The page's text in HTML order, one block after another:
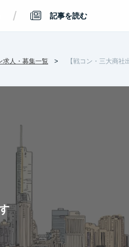
/ 記事を読む
求人・募集一覧
【戦コン・三大商